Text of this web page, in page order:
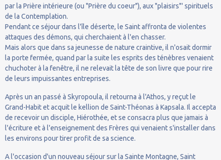
par la Prière intérieure (ou "Prière du coeur"), aux "plaisirs"' spirituels
de la Contemplation.
Pendant ce séjour dans l'île déserte, le Saint affronta de violentes
attaques des démons, qui cherchaient à l'en chasser.
Mais alors que dans sa jeunesse de nature craintive, il n'osait dormir
la porte fermée, quand par la suite les esprits des ténèbres venaient
chuchoter à la fenêtre, il ne relevait la tête de son livre que pour rire
de leurs impuissantes entreprises.
Après un an passé à Skyropoula, il retourna à l'Athos, y reçut le
Grand-Habit et acquit le kellion de Saint-Théonas à Kapsala. Il accepta
de recevoir un disciple, Hiérothée, et se consacra plus que jamais à
l'écriture et à l'enseignement des Frères qui venaient s'installer dans
les environs pour tirer profit de sa science.
A l'occasion d'un nouveau séjour sur la Sainte Montagne, Saint